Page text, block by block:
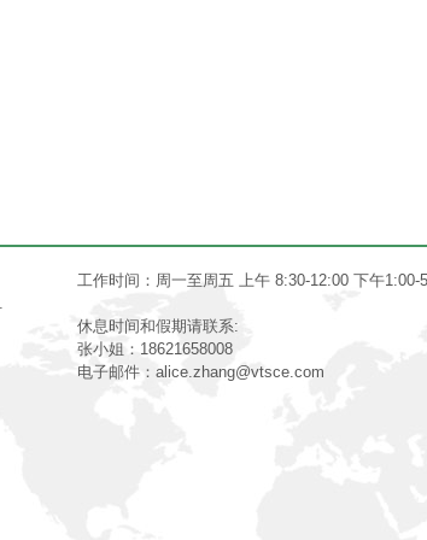
工作时间：周一至周五 上午 8:30-12:00 下午1:00-
休息时间和假期请联系:
张小姐：18621658008
电子邮件： alice.zhang@vtsce.com